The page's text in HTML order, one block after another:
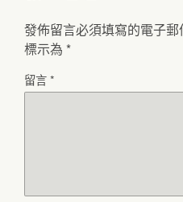
發佈留言必須填寫的電子郵
標示為 *
留言*